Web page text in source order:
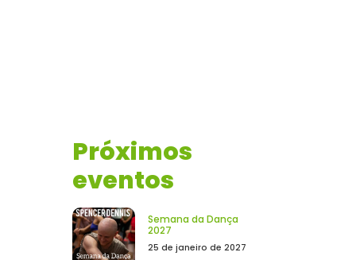
Próximos
eventos
Semana da Dança
2027
25 de janeiro de 2027